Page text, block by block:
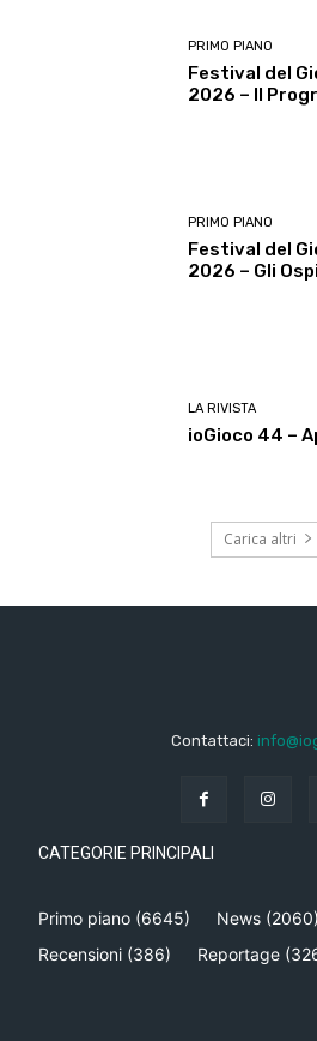
PRIMO PIANO
Festival del
2026 – Il
PRIMO PIANO
Festival del
2026 – Gli
LA RIVISTA
ioGioco 44 –
Carica altri
Contattaci:
CATEGORIE PRINCIPALI
Primo piano (6645) News (2060)
Recensioni (386) Reportage